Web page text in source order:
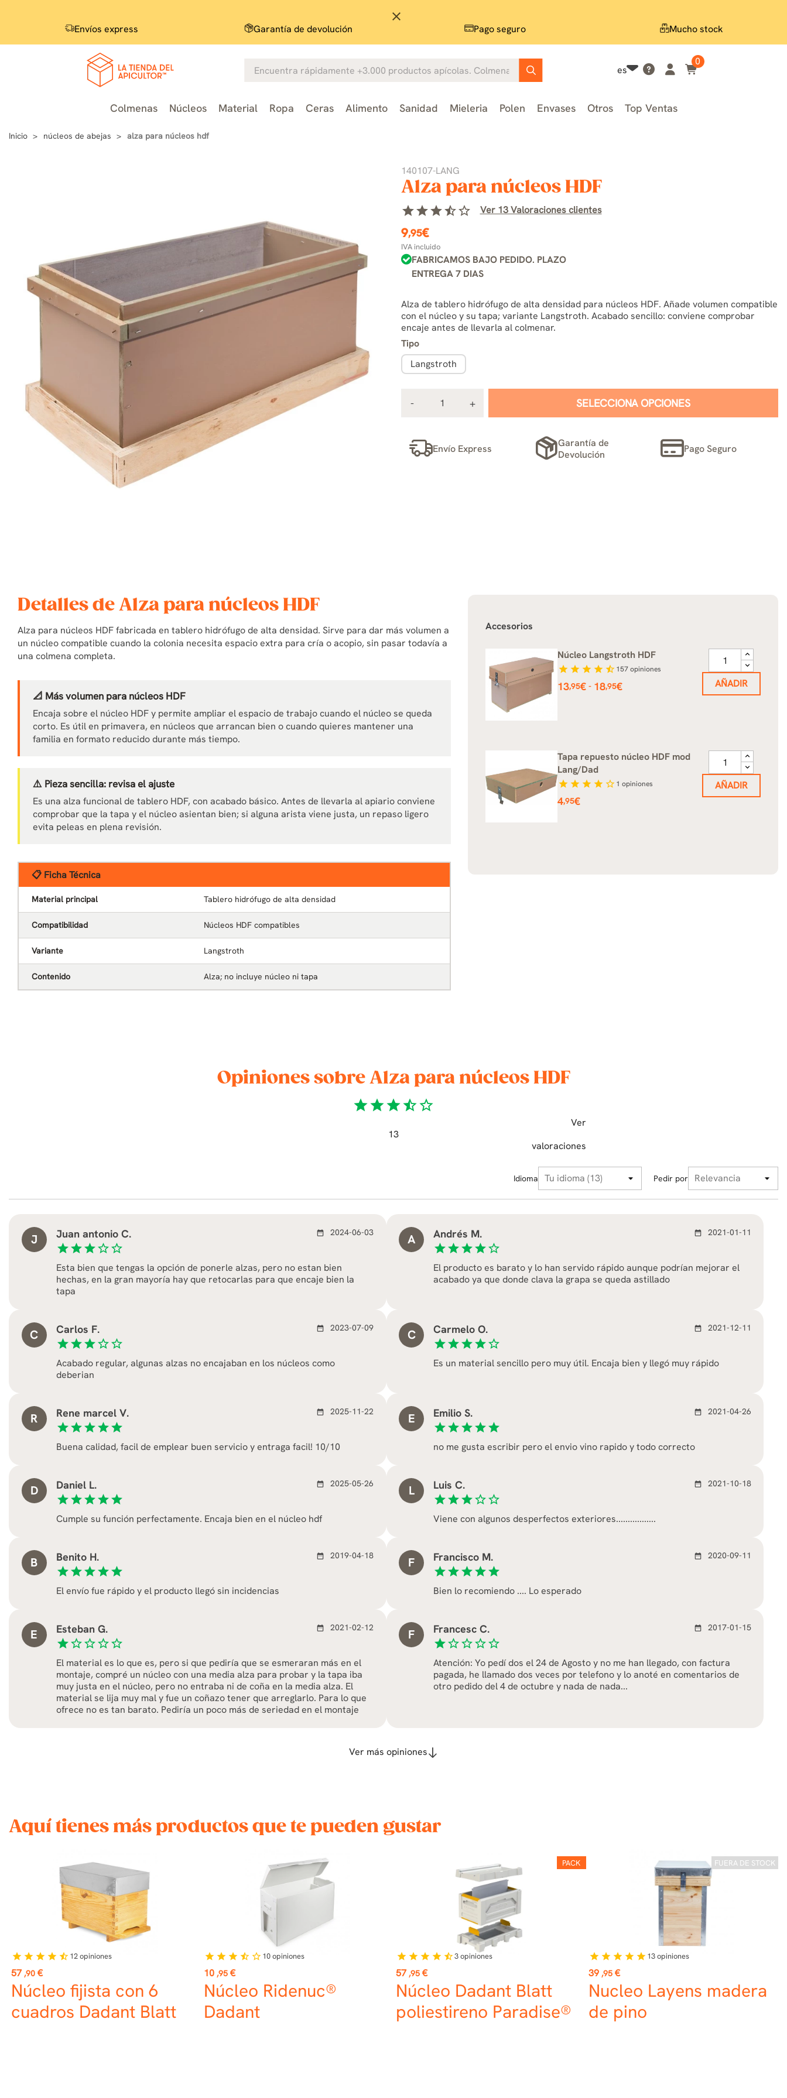
close
Envíos express Garantía de devolución Pago seguro Mucho stock
es
0
Colmenas Núcleos Material Ropa Ceras Alimento Sanidad Mieleria Polen Envases Otros Top Ventas
Inicio núcleos de abejas alza para núcleos hdf
140107-LANG
Alza para núcleos HDF
starstarstarstar_halfstar_border Ver 13 Valoraciones clientes
9,95€
IVA incluido
FABRICAMOS BAJO PEDIDO. PLAZO
ENTREGA 7 DIAS
Alza de tablero hidrófugo de alta densidad para núcleos HDF. Añade volumen compatible
con el núcleo y su tapa; variante Langstroth. Acabado sencillo: conviene comprobar
encaje antes de llevarla al colmenar.
Tipo
Langstroth
SELECCIONA OPCIONES
Envío Express
Garantía de
Devolución
Pago Seguro
Detalles de Alza para núcleos HDF
Alza para núcleos HDF fabricada en tablero hidrófugo de alta densidad. Sirve para dar más volumen a
un núcleo compatible cuando la colonia necesita espacio extra para cría o acopio, sin pasar todavía a
una colmena completa.
📐 Más volumen para núcleos HDF
Encaja sobre el núcleo HDF y permite ampliar el espacio de trabajo cuando el núcleo se queda
corto. Es útil en primavera, en núcleos que arrancan bien o cuando quieres mantener una
familia en formato reducido durante más tiempo.
⚠️ Pieza sencilla: revisa el ajuste
Es una alza funcional de tablero HDF, con acabado básico. Antes de llevarla al apiario conviene
comprobar que la tapa y el núcleo asientan bien; si alguna arista viene justa, un repaso ligero
evita peleas en plena revisión.
📋 Ficha Técnica
Material principal Tablero hidrófugo de alta densidad
Compatibilidad Núcleos HDF compatibles
Variante Langstroth
Contenido Alza; no incluye núcleo ni tapa
Accesorios
Núcleo Langstroth HDF
star star star star star_half 157opiniones
Precio
13,95€ - 18,95€ AÑADIR
Tapa repuesto núcleo HDF mod
Lang/Dad
star star star star star_border 1 opiniones
Precio
4,95€
AÑADIR
Opiniones sobre Alza para núcleos HDF
starstarstarstar_halfstar_border
Ver
13
valoraciones
Idioma Pedir por
J
Juan antonio C.
starstarstarstar_borderstar_border
date_range 2024-06-03
Esta bien que tengas la opción de ponerle alzas, pero no estan bien
hechas, en la gran mayoría hay que retocarlas para que encaje bien la
tapa
A
Andrés M.
starstarstarstarstar_border
date_range 2021-01-11
El producto es barato y lo han servido rápido aunque podrían mejorar el
acabado ya que donde clava la grapa se queda astillado
C
Carlos F.
starstarstarstar_borderstar_border
date_range 2023-07-09
Acabado regular, algunas alzas no encajaban en los núcleos como
deberian
C
Carmelo O.
starstarstarstarstar_border
date_range 2021-12-11
Es un material sencillo pero muy útil. Encaja bien y llegó muy rápido
R
Rene marcel V.
starstarstarstarstar
date_range 2025-11-22
Buena calidad, facil de emplear buen servicio y entraga facil! 10/10
E
Emilio S.
starstarstarstarstar
date_range 2021-04-26
no me gusta escribir pero el envio vino rapido y todo correcto
D
Daniel L.
starstarstarstarstar
date_range 2025-05-26
Cumple su función perfectamente. Encaja bien en el núcleo hdf
L
Luis C.
starstarstarstar_borderstar_border
date_range 2021-10-18
Viene con algunos desperfectos exteriores.................
B
Benito H.
starstarstarstarstar
date_range 2019-04-18
El envío fue rápido y el producto llegó sin incidencias
F
Francisco M.
starstarstarstarstar
date_range 2020-09-11
Bien lo recomiendo .... Lo esperado
E
Esteban G.
starstar_borderstar_borderstar_borderstar_border
date_range 2021-02-12
El material es lo que es, pero si que pediría que se esmeraran más en el
montaje, compré un núcleo con una media alza para probar y la tapa iba
muy justa en el núcleo, pero no entraba ni de coña en la media alza. El
material se lija muy mal y fue un coñazo tener que arreglarlo. Para lo que
ofrece no es tan barato. Pediría un poco más de seriedad en el montaje
F
Francesc C.
starstar_borderstar_borderstar_borderstar_border
date_range 2017-01-15
Atención: Yo pedí dos el 24 de Agosto y no me han llegado, con factura
pagada, he llamado dos veces por telefono y lo anoté en comentarios de
otro pedido del 4 de octubre y nada de nada...
Ver más opiniones
Aquí tienes más productos que te pueden gustar
Precio
57 ,90 €
Núcleo fijista con 6
cuadros Dadant Blatt
star star star star star_half 12opiniones
Precio
10 ,95 €
Núcleo Ridenuc®
Dadant
star star star star_half star_border 10opiniones
PACK
Precio
57 ,95 €
Núcleo Dadant Blatt
poliestireno Paradise®
star star star star star_half3opiniones
FUERA DE STOCK
Precio
39 ,95 €
Nucleo Layens madera
de pino
star star star star star 13opiniones